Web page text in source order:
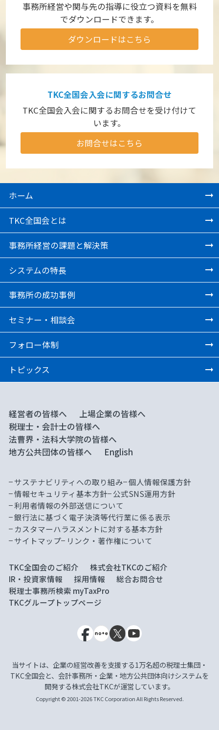
事務所経営や関与先の指導に役立つ資料を無料
でダウンロードできます。
ダウンロードはこちら
TKC全国会入会に関するお問合せ
TKC全国会入会に関するお問合せを受け付けて
います。
お問合せはこちら
ホーム
TKC全国会とは
事務所経営の課題と解決策
システムの特長
事務所の成功事例
セミナー・相談会
フォロー体制
トピックス
経営者の皆様へ
上場企業の皆様へ
税理士・会計士の皆様へ
法曹界・法科大学院の皆様へ
地方公共団体の皆様へ
English
サステナビリティへの取り組み 個人情報保護方針
情報セキュリティ基本方針 公式SNS運用方針
利用者情報の外部送信について
銀行法に基づく電子決済等代行業に係る表示
カスタマーハラスメントに対する基本方針
サイトマップ
リンク・著作権について
TKC全国会のご紹介
株式会社TKCのご紹介
IR・投資家情報
採用情報
総合お問合せ
税理士事務所検索 myTaxPro
TKCグループトップページ
当サイトは、企業の経営改善を支援する1万名超の税理士集団・
TKC全国会と、会計事務所・企業・地方公共団体向けシステムを
開発する株式会社TKCが運営しています。
Copyright © 2001-2026 TKC Corporation All Rights Reserved.